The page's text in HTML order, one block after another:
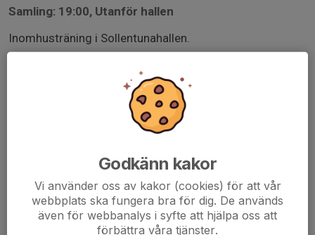
Samling: 19:00, Utanför hallen
Inomhusträning i Sollentunahallen.
Ta med vattenflaska, inomhusskor samt rena kastskor
om ni har. Begränsat antal platser, först till kvarn i
Godkänn kakor
Vi använder oss av kakor (cookies) för att vår
webbplats ska fungera bra för dig. De används
även för webbanalys i syfte att hjälpa oss att
förbättra våra tjänster.